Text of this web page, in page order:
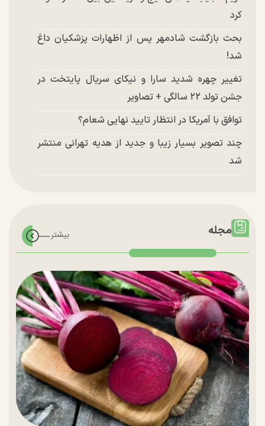
کرد
بحث بازگشت شادمهر پس از اظهارات پزشکیان داغ
شد!
تغییر چهره شدید سارا و نیکای سریال پایتخت در
جشن تولد ۲۲ سالگی + تصاویر
توافق با آمریکا در انتظار تایید نهایی شعام؟
چند تصویر بسیار زیبا و جدید از هدیه تهرانی منتشر
شد
مجله